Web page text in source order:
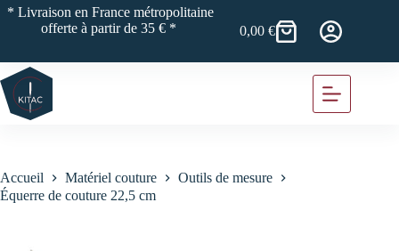
Passer
* Livraison en France métropolitaine
offerte à partir de 35 € *
Panier
0,00€
Accueil Matériel couture
Outils de mesure
Équerre de couture 22,5 cm